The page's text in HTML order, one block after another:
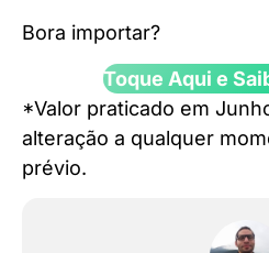
Bora importar?
Toque Aqui e
*Valor praticado em
alteração a qualquer
prévio.